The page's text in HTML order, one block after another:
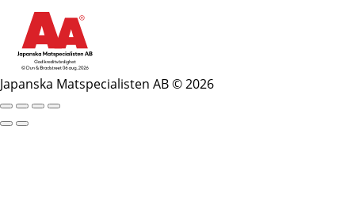
Japanska Matspecialisten AB © 2026